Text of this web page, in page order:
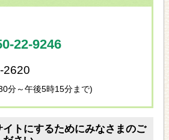
22-9246
2620
分～午後5時15分まで)
イトにするためにみなさまのご